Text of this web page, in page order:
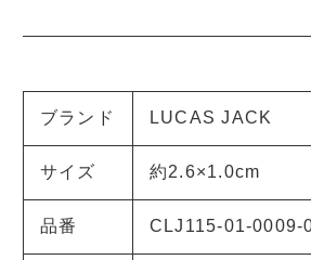
ブランド LUCAS JACK
サイズ 約2.6×1.0cm
品番 CLJ115-01-0009-